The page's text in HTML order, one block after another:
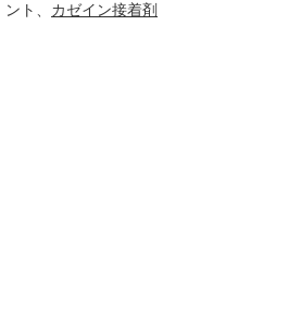
ント、 カゼイン接着剤